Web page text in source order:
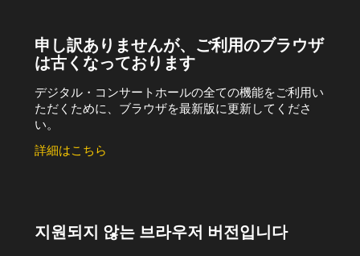
申し訳ありませんが、ご利用のブラウザ
は古くなっております
デジタル・コンサートホールの全ての機能をご利用い
ただくために、ブラウザを最新版に更新してくださ
い。
詳細はこちら
지원되지 않는 브라우저 버전입니다